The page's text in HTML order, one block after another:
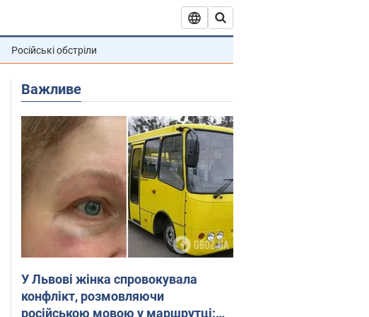
Російські обстріли
Важливе
У Львові жінка спровокувала
конфлікт, розмовляючи
російською мовою у маршрутці: